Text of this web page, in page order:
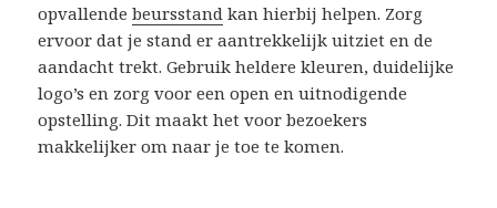
opvallendebeursstand kan hierbij helpen. Zorg
ervoor dat je stand er aantrekkelijk uitziet en de
aandacht trekt. Gebruik heldere kleuren, duidelijke
logo’s en zorg voor een open en uitnodigende
opstelling. Dit maakt het voor bezoekers
makkelijker om naar je toe te komen.